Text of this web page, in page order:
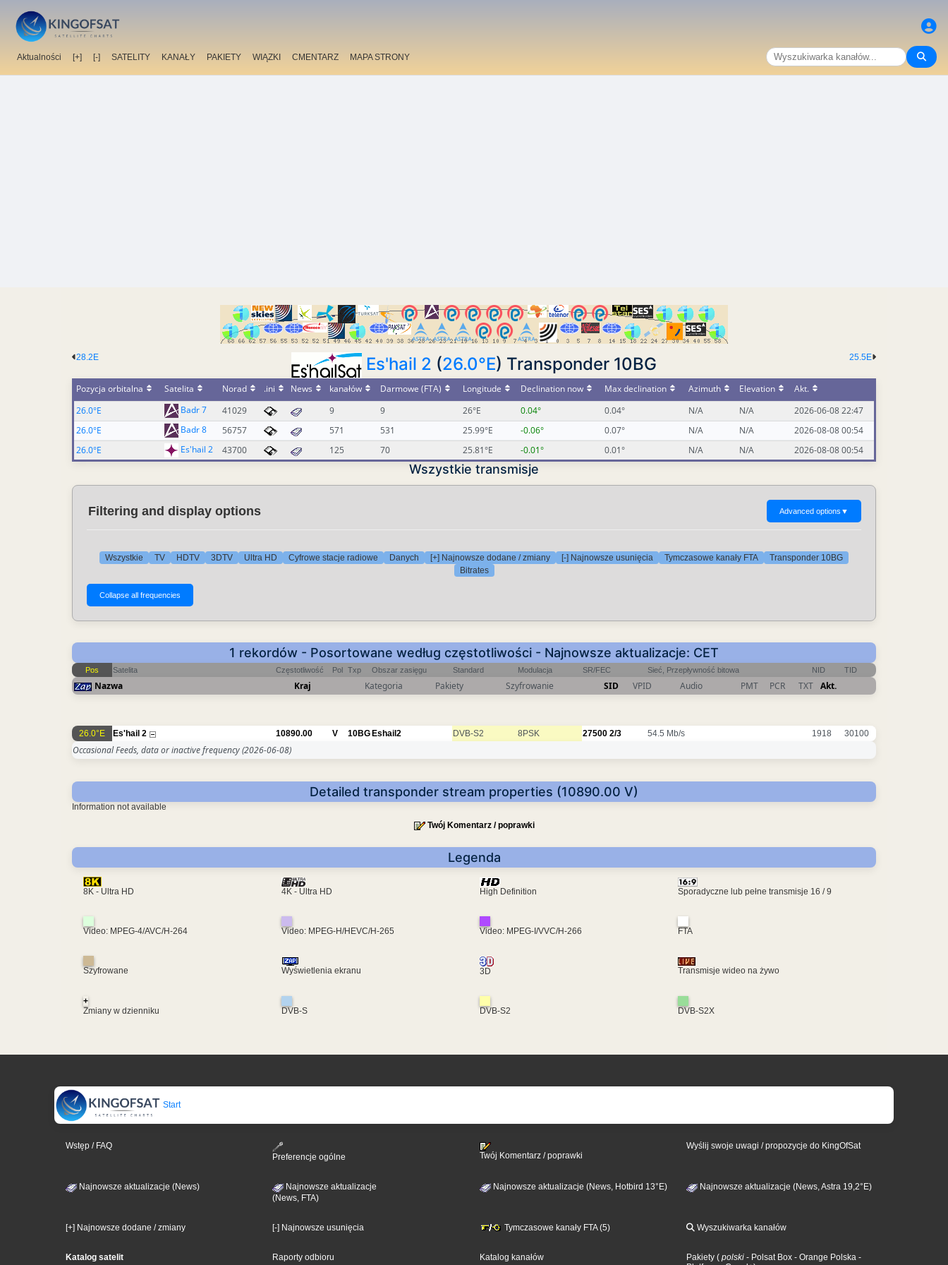
Aktualności [+] [-] SATELITY KANAŁY PAKIETY WIĄZKI CMENTARZ MAPA STRONY
25.5E
28.2E Es'hail 2 (26.0°E) Transponder 10BG
Pozycja orbitalna Satelita Norad .ini News kanałów Darmowe (FTA) Longitude Declination now Max declination Azimuth Elevation
Akt.
26.0°E
Badr 7 41029 9 9 26°E 0.04° 0.04° N/A N/A
2026-06-08 22:47
26.0°E
Badr 8 56757 571 531 25.99°E -0.06° 0.07° N/A N/A
2026-08-08 00:54
26.0°E
Es'hail 2 43700 125 70 25.81°E -0.01° 0.01° N/A N/A 2026-08-08 00:54
Wszystkie transmisje
Filtering and display options Advanced options ▼
Wszystkie TV HDTV 3DTV Ultra HD Cyfrowe stacje radiowe Danych [+] Najnowsze dodane / zmiany [-] Najnowsze usunięcia Tymczasowe kanały FTA
Transponder 10BG
Bitrates
1 rekordów - Posortowane według częstotliwości - Najnowsze aktualizacje: CET
Pos Satelita Częstotliwość Pol Txp Obszar zasięgu Standard Modulacja SR/FEC Sieć, Przepływność bitowa NID TID
Nazwa Kraj Kategoria Pakiety Szyfrowanie SID VPID Audio PMT PCR TXT Akt.
26.0°E Es'hail 2 10890.00 V 10BG Eshail2 DVB-S2 8PSK 27500 2/3 54.5 Mb/s 1918 30100
Occasional Feeds, data or inactive frequency(2026-06-08)
Detailed transponder stream properties (10890.00 V)
Information not available
Twój Komentarz / poprawki
Legenda
8K - Ultra HD 4K - Ultra HD High Definition Sporadyczne lub pełne transmisje 16 / 9
Video: MPEG-4/AVC/H-264 Video: MPEG-H/HEVC/H-265 Video: MPEG-I/VVC/H-266 FTA
Szyfrowane Wyświetlenia ekranu 3D Transmisje wideo na żywo
+
Zmiany w dzienniku
DVB-S DVB-S2 DVB-S2X
Start
Wstęp / FAQ
Preferencje ogólne
Twój Komentarz / poprawki
Wyślij swoje uwagi / propozycje do KingOfSat
Najnowsze aktualizacje (News)
Najnowsze aktualizacje
(News, FTA)
Najnowsze aktualizacje (News, Hotbird 13°E) Najnowsze aktualizacje (News, Astra 19,2°E)
[+] Najnowsze dodane / zmiany [-] Najnowsze usunięcia Tymczasowe kanały FTA (5) Wyszukiwarka kanałów
Katalog satelit Raporty odbioru Katalog kanałów Pakiety ( polski - Polsat Box - Orange Polska -